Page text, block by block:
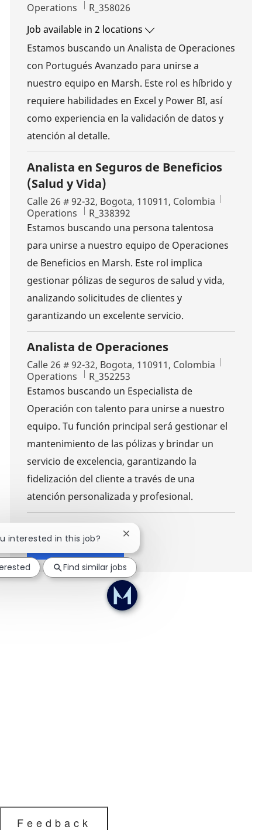
Category
Operations Job Id
R_358026
Job available in 2 locations
Estamos buscando un Analista de Operaciones
con Portugués Avanzado para unirse a
nuestro equipo en Marsh. Este rol es híbrido y
requiere habilidades en Excel y Power BI, así
como experiencia en la validación de datos y
atención al detalle.
Analista en Seguros de Beneficios
(Salud y Vida)
Location
Calle 26 # 92-32, Bogota, 110911, Colombia
Category
Operations Job Id
R_338392
Estamos buscando una persona talentosa
para unirse a nuestro equipo de Operaciones
de Beneficios en Marsh. Este rol implica
gestionar pólizas de seguros de salud y vida,
analizando solicitudes de clientes y
garantizando un excelente servicio.
Analista de Operaciones
Location
Calle 26 # 92-32, Bogota, 110911, Colombia
Category
Operations Job Id
R_352253
Estamos buscando un Especialista de
Operación con talento para unirse a nuestro
equipo. Tu función principal será gestionar el
mantenimiento de las pólizas y brindar un
servicio de excelencia, garantizando la
fidelización del cliente a través de una
atención personalizada y profesional.
Show more
interested in this job? Close chatbot notification
Find similar jobs
Feedback